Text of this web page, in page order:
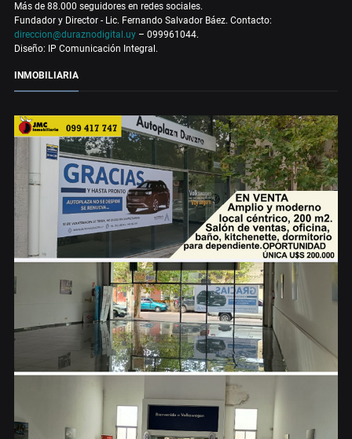
Más de 88.000 seguidores en redes sociales.
Fundador y Director - Lic. Fernando Salvador Báez. Contacto:
direccion@duraznodigital.uy – 099961044.
Diseño: IP Comunicación Integral.
INMOBILIARIA